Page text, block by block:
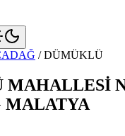
/DÜMÜKLÜ
MAHALLESİ
MALATYA